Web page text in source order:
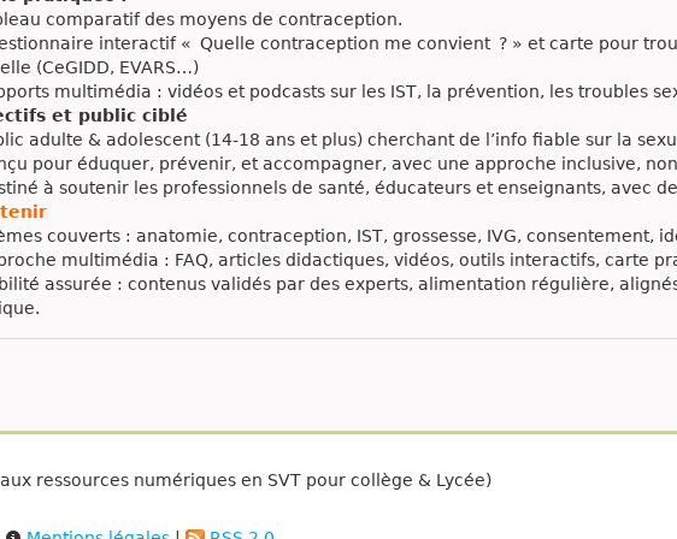
comparatif des moyens de contraception.
interactif « Quelle contraception me convient ? » et carte pour
(CeGIDD, EVARS…)
multimédia : vidéos et podcasts sur les IST, la prévention, les troubles
et public ciblé
adulte & adolescent (14‑18 ans et plus) cherchant de l’info fiable sur la
pour éduquer, prévenir, et accompagner, avec une approche inclusive,
à soutenir les professionnels de santé, éducateurs et enseignants, avec
couverts : anatomie, contraception, IST, grossesse, IVG, consentement,
multimédia : FAQ, articles didactiques, vidéos, outils interactifs, carte
assurée : contenus validés par des experts, alimentation régulière,
ressources numériques en SVT pour collège & Lycée)